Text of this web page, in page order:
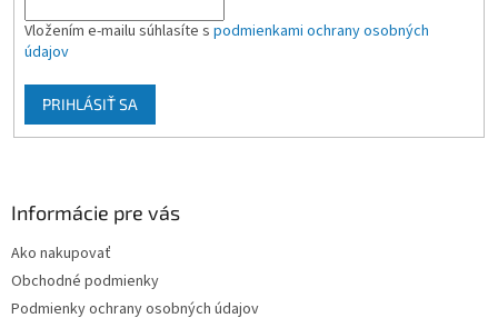
Vložením e-mailu súhlasíte s podmienkami ochrany osobných
údajov
PRIHLÁSIŤ SA
Informácie pre vás
Ako nakupovať
Obchodné podmienky
Podmienky ochrany osobných údajov